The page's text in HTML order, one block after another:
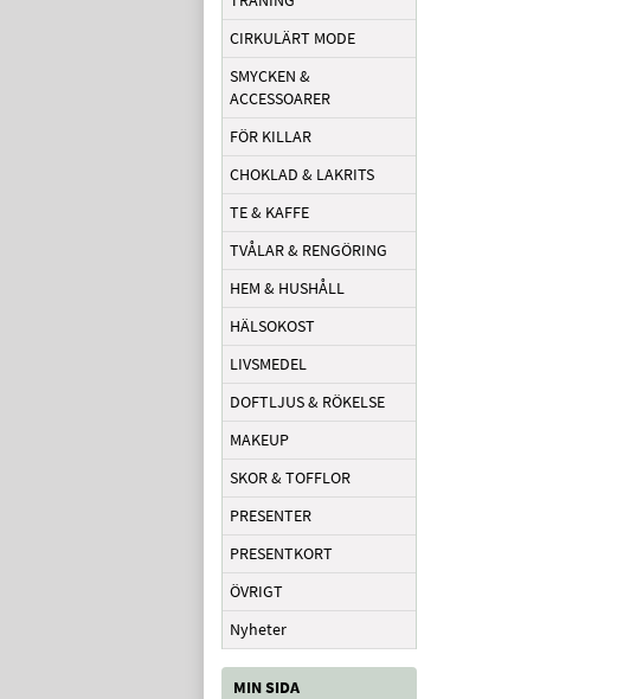
CIRKULÄRT MODE
SMYCKEN &
ACCESSOARER
FÖR KILLAR
CHOKLAD & LAKRITS
TE & KAFFE
TVÅLAR & RENGÖRING
HEM & HUSHÅLL
HÄLSOKOST
LIVSMEDEL
DOFTLJUS & RÖKELSE
MAKEUP
SKOR & TOFFLOR
PRESENTER
PRESENTKORT
ÖVRIGT
Nyheter
MIN SIDA